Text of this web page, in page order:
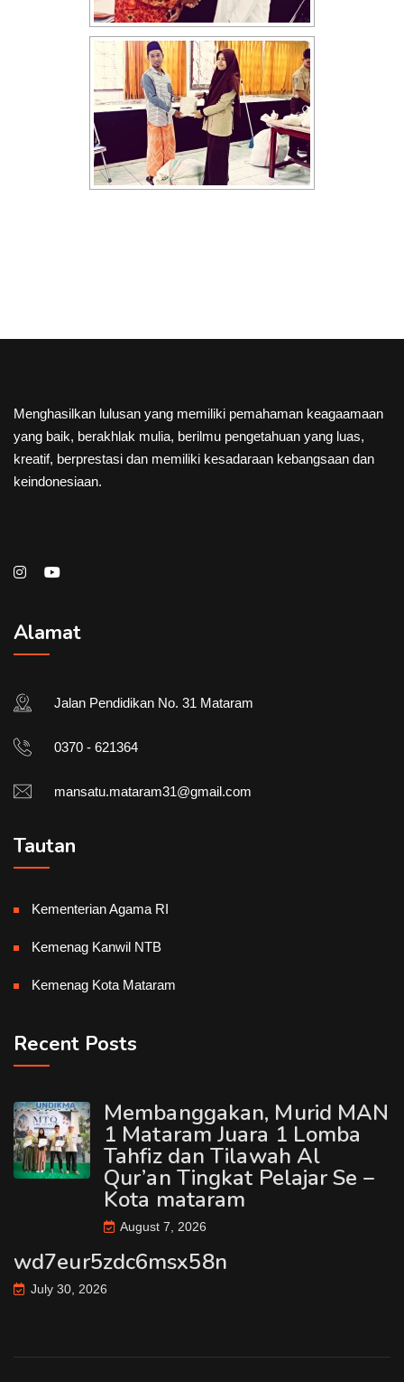
Menghasilkan lulusan yang memiliki pemahaman keagaamaan
yang baik, berakhlak mulia, berilmu pengetahuan yang luas,
kreatif, berprestasi dan memiliki kesadaraan kebangsaan dan
keindonesiaan.
Alamat
Jalan Pendidikan No. 31 Mataram
0370 - 621364
mansatu.mataram31@gmail.com
Tautan
Kementerian Agama RI
Kemenag Kanwil NTB
Kemenag Kota Mataram
Recent Posts
Membanggakan, Murid MAN
1 Mataram Juara 1 Lomba
Tahfiz dan Tilawah Al
Qur’an Tingkat Pelajar Se –
Kota mataram
August 7, 2026
wd7eur5zdc6msx58n
July 30, 2026